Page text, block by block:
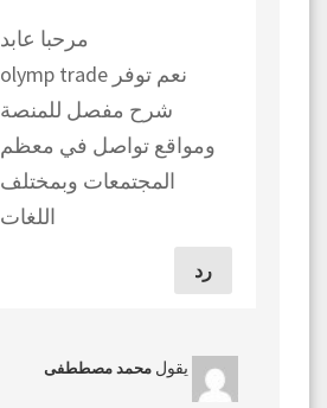
مرحبا عابد
نعم توفر olymp trade
شرح مفصل للمنصة
ومواقع تواصل في معظم
المجتمعات وبمختلف
اللغات
رد
يقول محمد مصططفى